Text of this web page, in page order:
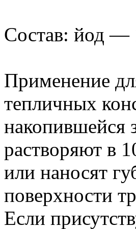
Состав: йод —
Применение
тепличных
накопившейся
растворяют в
или наносят
поверхности
Если